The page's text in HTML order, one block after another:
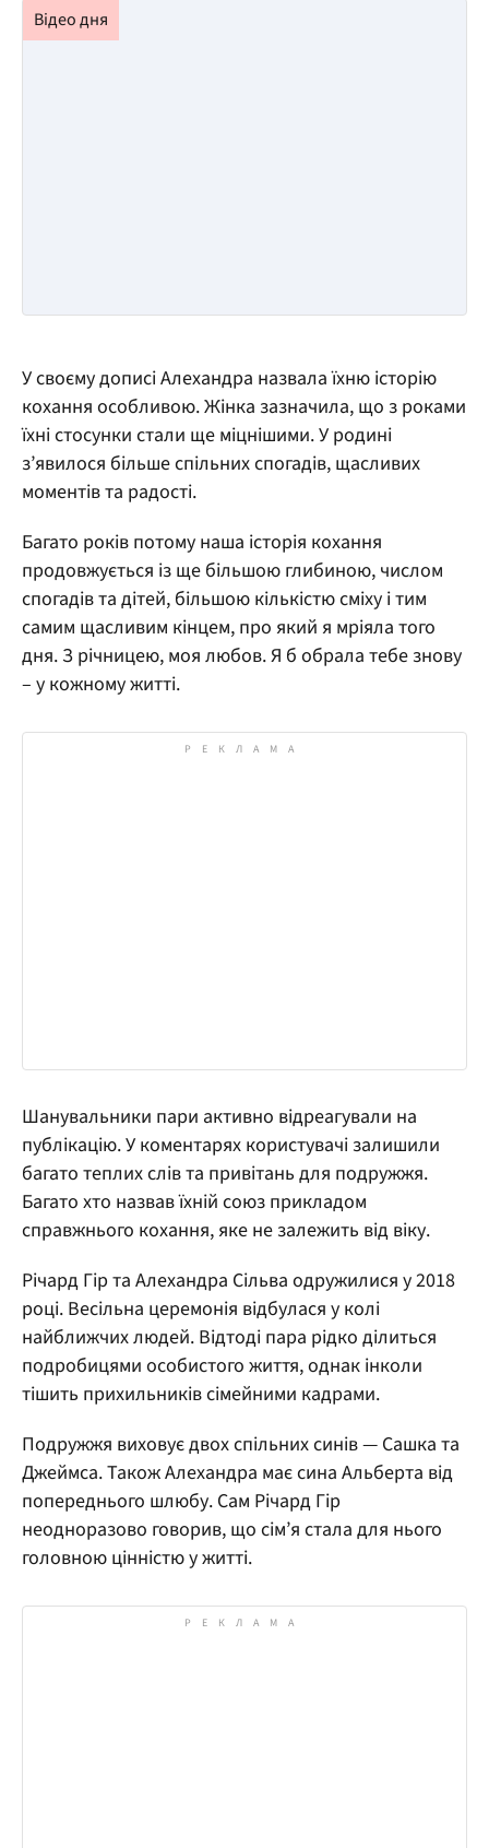
У своєму дописі Алехандра назвала їхню історію
кохання особливою. Жінка зазначила, що з роками
їхні стосунки стали ще міцнішими. У родині
з’явилося більше спільних спогадів, щасливих
моментів та радості.
Багато років потому наша історія кохання
продовжується із ще більшою глибиною, числом
спогадів та дітей, більшою кількістю сміху і тим
самим щасливим кінцем, про який я мріяла того
дня. З річницею, моя любов. Я б обрала тебе знову
– у кожному житті.
Шанувальники пари активно відреагували на
публікацію. У коментарях користувачі залишили
багато теплих слів та привітань для подружжя.
Багато хто назвав їхній союз прикладом
справжнього кохання, яке не залежить від віку.
Річард Гір та Алехандра Сільва одружилися у 2018
році. Весільна церемонія відбулася у колі
найближчих людей. Відтоді пара рідко ділиться
подробицями особистого життя, однак інколи
тішить прихильників сімейними кадрами.
Подружжя виховує двох спільних синів — Сашка та
Джеймса. Також Алехандра має сина Альберта від
попереднього шлюбу. Сам Річард Гір
неодноразово говорив, що сім’я стала для нього
головною цінністю у житті.